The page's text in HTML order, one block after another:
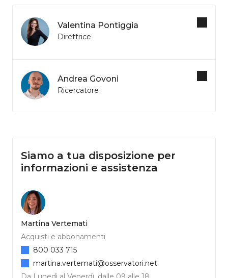
Valentina Pontiggia
Direttrice
Andrea Govoni
Ricercatore
Siamo a tua disposizione per
informazioni e assistenza
Martina Vertemati
Acquisti e abbonamenti
800 033 715
martina.vertemati@osservatori.net